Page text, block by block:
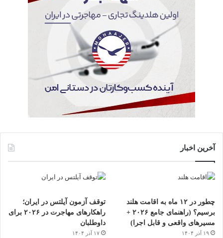
آخرین اخبار
چطور در ۱۲ ماه به اقامت هلند
برسیم؟ (راهنمای جامع ۲۰۲۶ +
مسیرهای واقعی و قابل اجرا)
۱۹ آذر ۱۴۰۴
توقف آزمون آیلتس در ایران؛
راهکارهای مهاجرت در ۲۰۲۶ برای
داوطلبان
۱۷ آذر ۱۴۰۴